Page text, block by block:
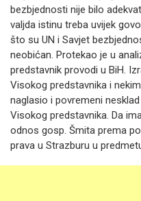
bezbjednosti nije bilo
valjda istinu treba uvijek
što su UN i Savjet
neobićan. Protekao je u
predstavnik provodi u BiH.
Visokog predstavnika i
naglasio i povremeni
Visokog predstavnika. Da
odnos gosp. Šmita prema
prava u Strazburu u